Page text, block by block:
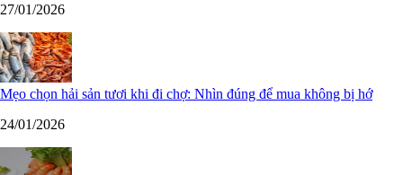
27/01/2026
Mẹo chọn hải sản tươi khi đi chợ: Nhìn đúng để mua không bị hớ
24/01/2026